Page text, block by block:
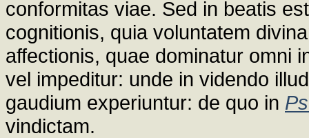
conformitas viae. Sed in beatis
cognitionis, quia voluntatem
affectionis, quae dominatur omni
vel impeditur: unde in videndo
gaudium experiuntur: de quo in
vindictam.